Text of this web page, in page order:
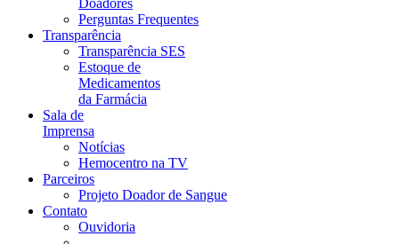
Doadores
Perguntas Frequentes
Transparência
Transparência SES
Estoque de
Medicamentos
da Farmácia
Sala de
Imprensa
Notícias
Hemocentro na TV
Parceiros
Projeto Doador de Sangue
Contato
Ouvidoria